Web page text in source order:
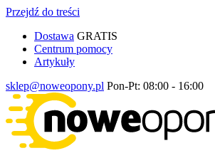
Przejdź do treści
Dostawa GRATIS
Centrum pomocy
Artykuły
sklep@noweopony.pl Pon-Pt: 08:00 - 16:00